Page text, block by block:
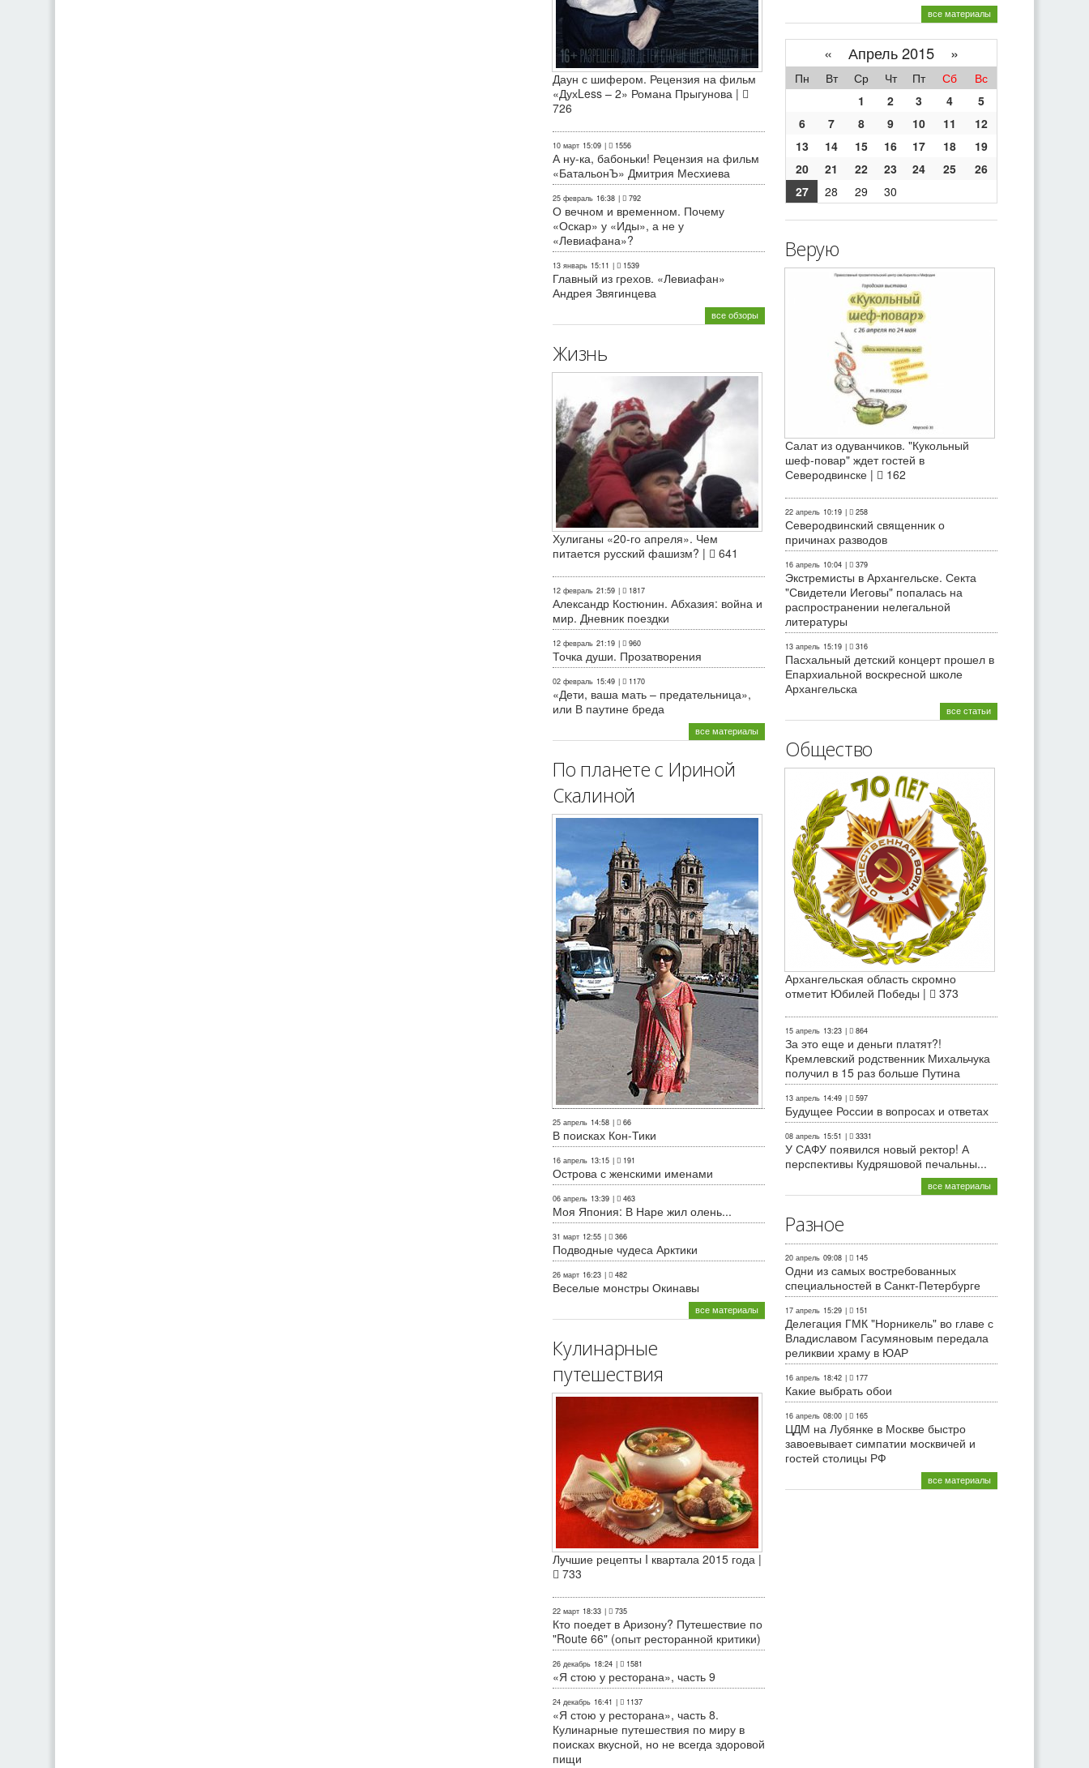
Даун с шифером. Рецензия на фильм
«ДухLess – 2» Романа Прыгунова |
726
10 март 15:09 | 1556
А ну-ка, бабоньки! Рецензия на фильм
«БатальонЪ» Дмитрия Месхиева
25 февраль 16:38 | 792
О вечном и временном. Почему
«Оскар» у «Иды», а не у
«Левиафана»?
13 январь 15:11 | 1539
Главный из грехов. «Левиафан»
Андрея Звягинцева
все обзоры
Жизнь
Хулиганы «20-го апреля». Чем
питается русский фашизм? |
641
12 февраль 21:59 | 1817
Александр Костюнин. Абхазия: война и
мир. Дневник поездки
12 февраль 21:19 | 960
Точка души. Прозатворения
02 февраль 15:49 | 1170
«Дети, ваша мать – предательница»,
или В паутине бреда
все материалы
По планете с Ириной
Скалиной
25 апрель 14:58 | 66
В поисках Кон-Тики
16 апрель 13:15 | 191
Острова с женскими именами
06 апрель 13:39 | 463
Моя Япония: В Наре жил олень...
31 март 12:55 | 366
Подводные чудеса Арктики
26 март 16:23 | 482
Веселые монстры Окинавы
все материалы
Кулинарные
путешествия
Лучшие рецепты I квартала 2015 года |
733
22 март 18:33 | 735
Кто поедет в Аризону? Путешествие по
"Route 66" (опыт ресторанной критики)
26 декабрь 18:24 | 1581
«Я стою у ресторана», часть 9
24 декабрь 16:41 | 1137
«Я стою у ресторана», часть 8.
Кулинарные путешествия по миру в
поисках вкусной, но не всегда здоровой
пищи
все материалы
« Апрель 2015 »
Пн Вт Ср Чт Пт Сб
Вс
1
2 3 4
5
6
7 8 9 10 11
12
13
14 15 16 17 18
19
20
21 22 23 24 25
26
27
28 29 30
Верую
Салат из одуванчиков. "Кукольный
шеф-повар" ждет гостей в
Северодвинске |
162
22 апрель 10:19 | 258
Северодвинский священник о
причинах разводов
16 апрель 10:04 | 379
Экстремисты в Архангельске. Секта
"Свидетели Иеговы" попалась на
распространении нелегальной
литературы
13 апрель 15:19 | 316
Пасхальный детский концерт прошел в
Епархиальной воскресной школе
Архангельска
все статьи
Общество
Архангельская область скромно
отметит Юбилей Победы |
373
15 апрель 13:23 | 864
За это еще и деньги платят?!
Кремлевский родственник Михальчука
получил в 15 раз больше Путина
13 апрель 14:49 | 597
Будущее России в вопросах и ответах
08 апрель 15:51 | 3331
У САФУ появился новый ректор! А
перспективы Кудряшовой печальны...
все материалы
Разное
20 апрель 09:08 | 145
Одни из самых востребованных
специальностей в Санкт-Петербурге
17 апрель 15:29 | 151
Делегация ГМК "Норникель" во главе с
Владиславом Гасумяновым передала
реликвии храму в ЮАР
16 апрель 18:42 | 177
Какие выбрать обои
16 апрель 08:00 | 165
ЦДМ на Лубянке в Москве быстро
завоевывает симпатии москвичей и
гостей столицы РФ
все материалы